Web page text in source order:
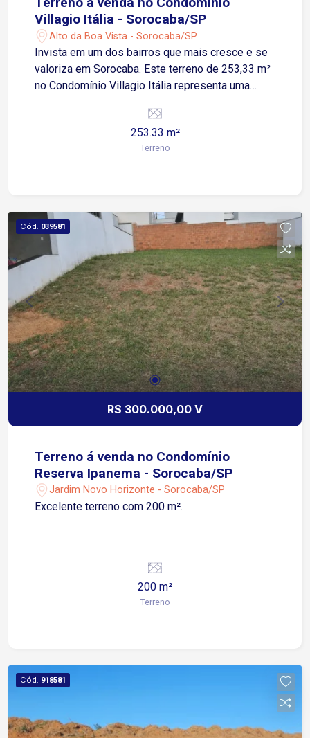
Villagio Itália - Sorocaba/SP
Alto da Boa Vista - Sorocaba/SP
Invista em um dos bairros que mais cresce e se
valoriza em Sorocaba. Este terreno de 253,33 m²
no Condomínio Villagio Itália representa uma
patrimônio. O Alto da Boa Vista consolidou-se
como um polo de alta valorização, impulsionado
pela infraestrutura em constante
plana, o lote facilita a execução imediata de
obras, otimizando custos de fundação e
garantindo um excelente retorno sobre o
investimento
253.33 m²
Terreno
Cód. 039581
R$ 300.000,00 V
Terreno á venda no Condomínio
Reserva Ipanema - Sorocaba/SP
Jardim Novo Horizonte - Sorocaba/SP
Excelente terreno com 200 m².
200 m²
Terreno
Cód. 918581